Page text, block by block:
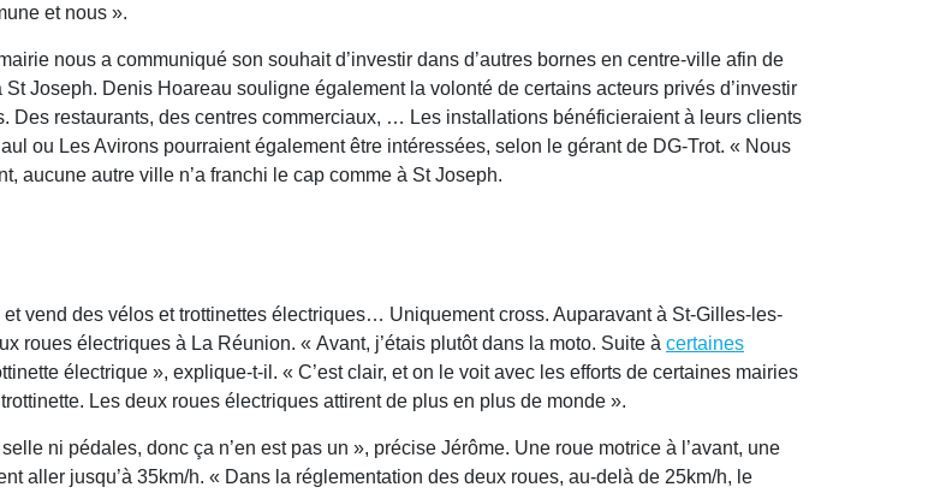
et nous ».
nous a communiqué son souhait d’investir dans d’autres bornes en centre-ville afin de
Joseph. Denis Hoareau souligne également la volonté de certains acteurs privés d’investir
Des restaurants, des centres commerciaux, … Les installations bénéficieraient à leurs clients
ou Les Avirons pourraient également être intéressées, selon le gérant de DG-Trot. « Nous
aucune autre ville n’a franchi le cap comme à St Joseph.
et vend des vélos et trottinettes électriques… Uniquement cross. Auparavant à St-Gilles-les-
roues électriques à La Réunion. « Avant, j’étais plutôt dans la moto. Suite à certaines
électrique », explique-t-il. « C’est clair, et on le voit avec les efforts de certaines mairies
Les deux roues électriques attirent de plus en plus de monde ».
ni pédales, donc ça n’en est pas un », précise Jérôme. Une roue motrice à l’avant, une
aller jusqu’à 35km/h. « Dans la réglementation des deux roues, au-delà de 25km/h, le